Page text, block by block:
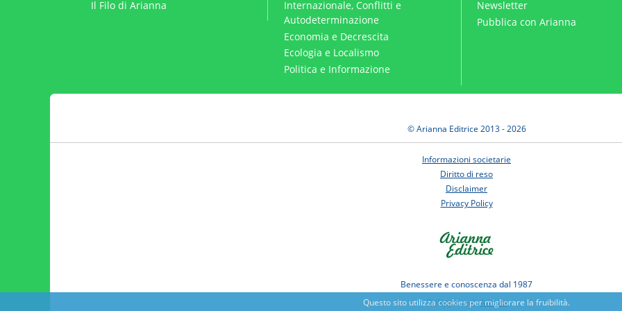
Questo sito utilizza cookies per migliorare la fruibilità.
Il Filo di Arianna
Internazionale, Conflitti e
Autodeterminazione
Economia e Decrescita
Ecologia e Localismo
Politica e Informazione
Newsletter
Pubblica con Arianna
© Arianna Editrice 2013 - 2026
Informazioni societarie
Diritto di reso
Disclaimer
Privacy Policy
Benessere e conoscenza dal 1987
Sviluppato daNimaia